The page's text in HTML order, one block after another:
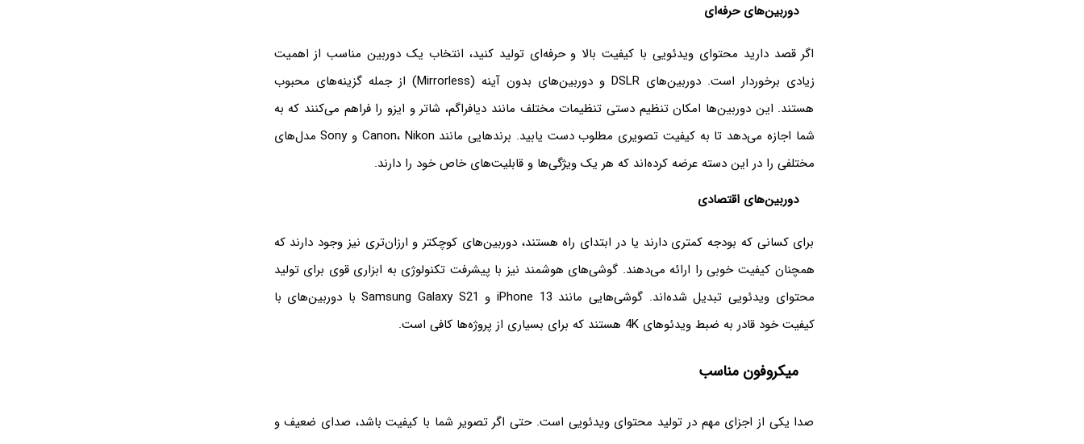
دوربین‌های حرفه‌ای
اگر قصد دارید محتوای ویدئویی با کیفیت بالا و حرفه‌ای تولید کنید، انتخاب یک دوربین مناسب از اهمیت
زیادی برخوردار است. دوربین‌های DSLR و دوربین‌های بدون آینه (Mirrorless) از جمله گزینه‌های محبوب
هستند. این دوربین‌ها امکان تنظیم دستی تنظیمات مختلف مانند دیافراگم، شاتر و ایزو را فراهم می‌کنند که به
شما اجازه می‌دهد تا به کیفیت تصویری مطلوب دست یابید. برندهایی مانند Canon، Nikon و Sony مدل‌های
مختلفی را در این دسته عرضه کرده‌اند که هر یک ویژگی‌ها و قابلیت‌های خاص خود را دارند.
دوربین‌های اقتصادی
برای کسانی که بودجه کمتری دارند یا در ابتدای راه هستند، دوربین‌های کوچکتر و ارزان‌تری نیز وجود دارند که
همچنان کیفیت خوبی را ارائه می‌دهند. گوشی‌های هوشمند نیز با پیشرفت تکنولوژی به ابزاری قوی برای تولید
محتوای ویدئویی تبدیل شده‌اند. گوشی‌هایی مانند iPhone 13 و Samsung Galaxy S21 با دوربین‌های با
کیفیت خود قادر به ضبط ویدئوهای 4K هستند که برای بسیاری از پروژه‌ها کافی است.
میکروفون مناسب
صدا یکی از اجزای مهم در تولید محتوای ویدئویی است. حتی اگر تصویر شما با کیفیت باشد، صدای ضعیف و